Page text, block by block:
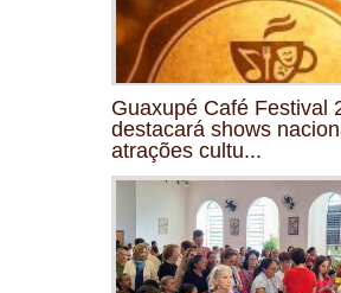
Guaxupé Café Festival
destacará shows
atrações cultu...